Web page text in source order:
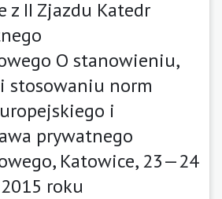
z II Zjazdu Katedr
O stanowieniu,
stosowaniu norm
i
prywatnego
Katowice, 23—24
roku